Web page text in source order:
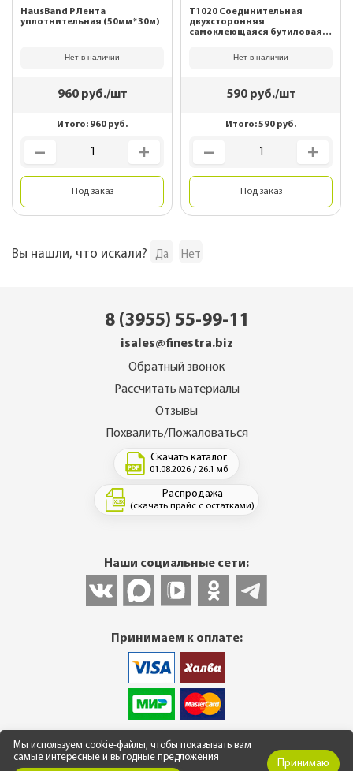
HausBand Р Лента
уплотнительная (50мм*30м)
Нет в наличии
960руб./шт
Итого: 960 руб.
Под заказ
T1020 Соединительная
двухсторонняя
самоклеющаяся бутиловая
Нет в наличии
590руб./шт
Итого:590 руб.
Под заказ
Вы нашли, что искали? Да Нет
8 (3955) 55-99-11
isales@finestra.biz
Обратный звонок
Рассчитать материалы
Отзывы
Похвалить/Пожаловаться
Скачать каталог
01.08.2026 / 26.1 мб
Распродажа
(скачать прайс с остатками)
Наши социальные сети:
Принимаем к оплате:
© 2013-2026 Интернет-магазин фасадных и кровельных
материалов. Все цены указаны в рублях. ВНИМАНИЕ! Весь
графический и иной контент является собственностьюООО
Мы используем cookie-файлы, чтобы показывать вам
самые интересные и выгодные предложения
Принимаю